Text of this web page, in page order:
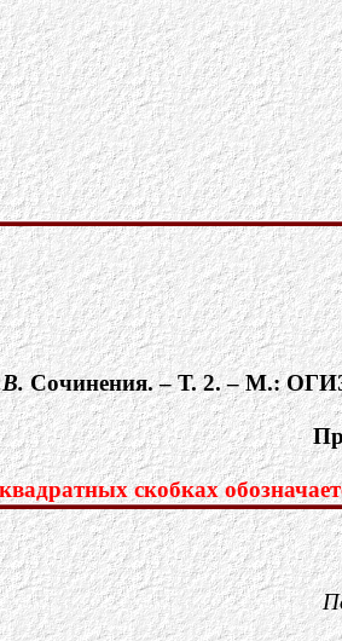
Cочинения. – Т. 2. – М.: ОГИЗ;
скобках